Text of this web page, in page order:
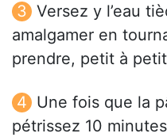
Versez y l’eau
amalgamer en
prendre, petit à
Une fois que la
pétrissez 10